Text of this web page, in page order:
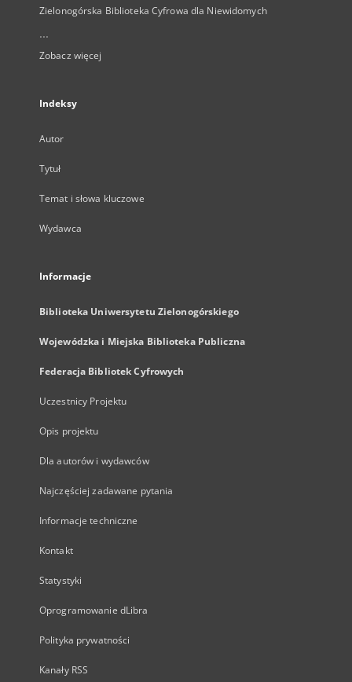
Zielonogórska Biblioteka Cyfrowa dla Niewidomych
...
Zobacz więcej
Indeksy
Autor
Tytuł
Temat i słowa kluczowe
Wydawca
Informacje
Biblioteka Uniwersytetu Zielonogórskiego
Wojewódzka i Miejska Biblioteka Publiczna
Federacja Bibliotek Cyfrowych
Uczestnicy Projektu
Opis projektu
Dla autorów i wydawców
Najczęściej zadawane pytania
Informacje techniczne
Kontakt
Statystyki
Oprogramowanie dLibra
Polityka prywatności
Kanały RSS